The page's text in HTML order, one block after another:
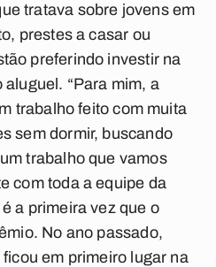
tratava sobre jovens em
prestes a casar ou
preferindo investir na
“Para mim, a
trabalho feito com muita
sem dormir, buscando
trabalho que vamos
com toda a equipe da
a primeira vez que o
No ano passado,
em primeiro lugar na